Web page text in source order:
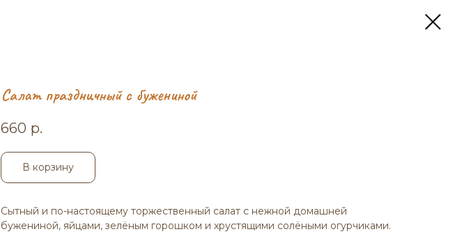
Салат праздничный с бужениной
660 р.
В корзину
Сытный и по-настоящему торжественный салат с нежной домашней
бужениной, яйцами, зелёным горошком и хрустящими солёными огурчиками.